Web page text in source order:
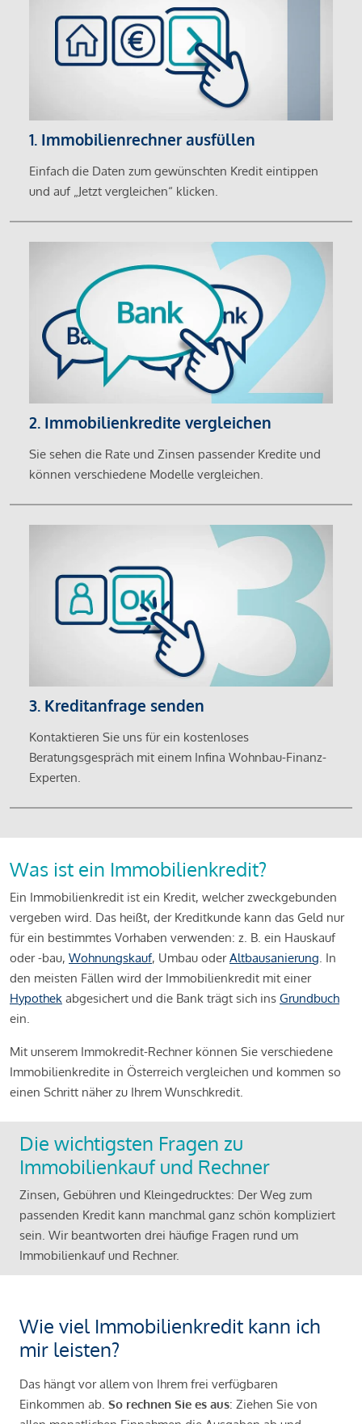
1. Immobilienrechner ausfüllen
Einfach die Daten zum gewünschten Kredit eintippen
und auf „Jetzt vergleichen“ klicken.
2. Immobilienkredite vergleichen
Sie sehen die Rate und Zinsen passender Kredite und
können verschiedene Modelle vergleichen.
3. Kreditanfrage senden
Kontaktieren Sie uns für ein kostenloses
Beratungsgespräch mit einem Infina Wohnbau-Finanz-
Experten.
Was ist ein Immobilienkredit?
Ein Immobilienkredit ist ein Kredit, welcher zweckgebunden
vergeben wird. Das heißt, der Kreditkunde kann das Geld nur
für ein bestimmtes Vorhaben verwenden: z. B. ein Hauskauf
oder -bau, Wohnungskauf, Umbau oderAltbausanierung. In
den meisten Fällen wird der Immobilienkredit mit einer
Hypothek abgesichert und die Bank trägt sich ins Grundbuch
ein.
Mit unserem Immokredit-Rechner können Sie verschiedene
Immobilienkredite in Österreich vergleichen und kommen so
einen Schritt näher zu Ihrem Wunschkredit.
Die wichtigsten Fragen zu
Immobilienkauf und Rechner
Zinsen, Gebühren und Kleingedrucktes: Der Weg zum
passenden Kredit kann manchmal ganz schön kompliziert
sein. Wir beantworten drei häufige Fragen rund um
Immobilienkauf und Rechner.
Wie viel Immobilienkredit kann ich
mir leisten?
Das hängt vor allem von Ihrem frei verfügbaren
Einkommen ab. So rechnen Sie es aus: Ziehen Sie von